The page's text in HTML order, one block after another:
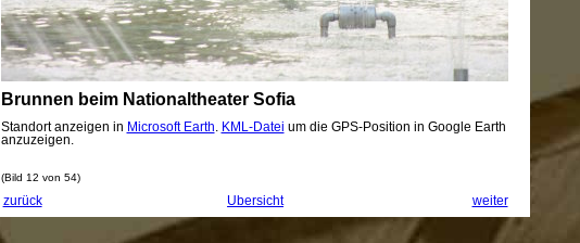
Brunnen beim Nationaltheater Sofia
Standort anzeigen in Microsoft Earth KML-Datei um die GPS-Position in Google Earth
anzuzeigen.
(Bild 12 von 54)
weiter
Übersicht
zurück